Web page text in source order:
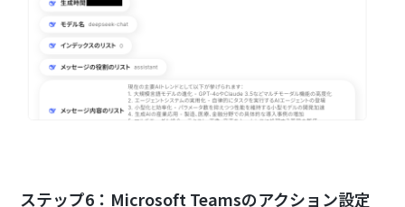
ステップ6：Microsoft Teamsのアクション設定